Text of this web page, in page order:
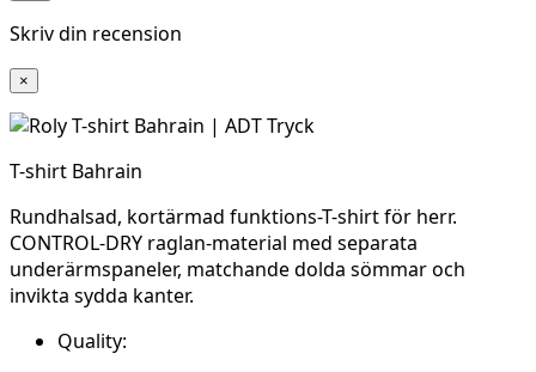
Skriv din recension
×
T-shirt Bahrain
Rundhalsad, kortärmad funktions-T-shirt för herr.
CONTROL-DRY raglan-material med separata
underärmspaneler, matchande dolda sömmar och
invikta sydda kanter.
Quality: